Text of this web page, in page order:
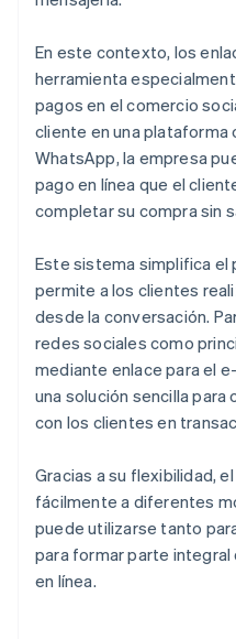
En este contexto, los
herramienta
pagos en el comercio
cliente en una plataforma
WhatsApp, la empresa
pago en línea que el
completar su compra sin
Este sistema simplifica el
permite a los clientes
desde la conversación.
redes sociales como
mediante enlace para el
una solución sencilla
con los clientes en
Gracias a su flexibilidad,
fácilmente a diferentes
puede utilizarse tanto
para formar parte
en línea.